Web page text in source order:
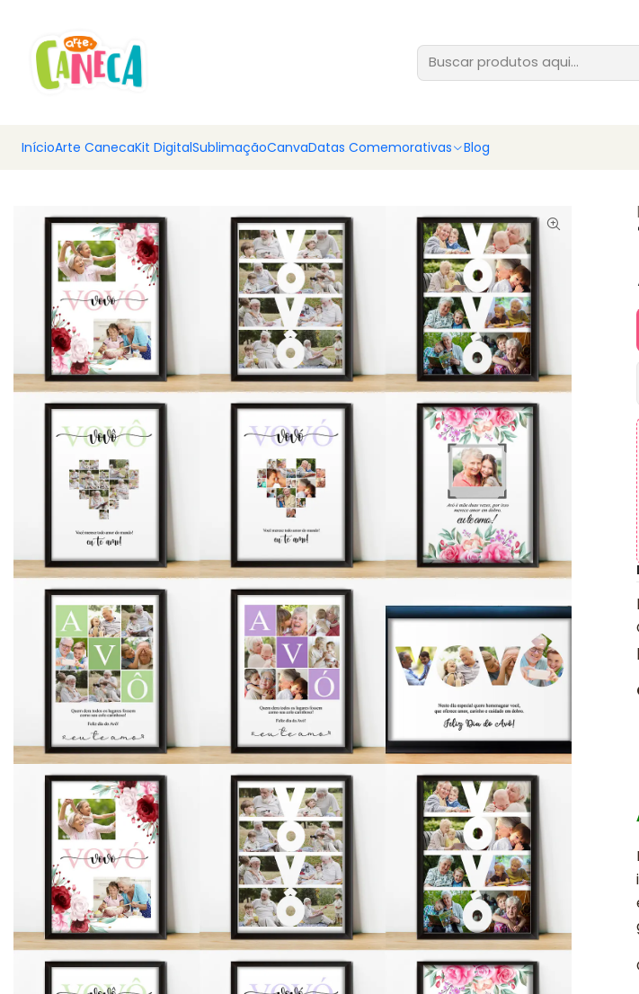
InícioArte CanecaKit DigitalSublimaçãoCanvaDatas Comemorativas Blog
|